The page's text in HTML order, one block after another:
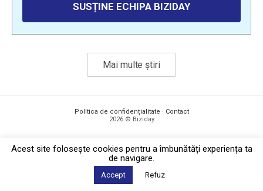
SUSȚINE ECHIPA BIZIDAY
Mai multe știri
Politica de confidențialitate · Contact
2026 © Biziday
Acest site foloseşte cookies pentru a îmbunătăți experiența ta
de navigare.
Accept Refuz